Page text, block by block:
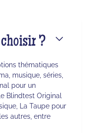
?
thématiques
musique, séries,
pour un
Blindtest Original
La Taupe pour
autres, entre